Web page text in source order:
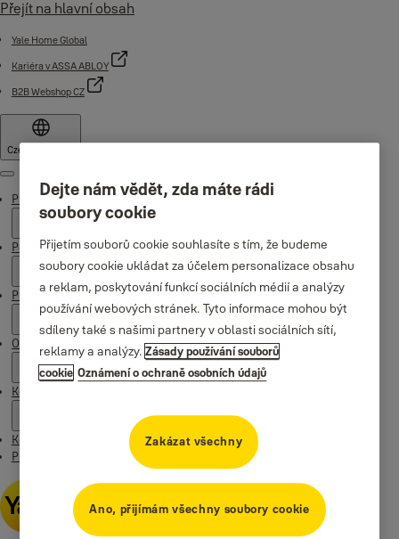
Přejít na hlavní obsah
Yale Home Global
Kariéra v ASSA ABLOY
B2B Webshop CZ
Czech Republic
Nabídka
Produkty
Podpora
Proč Yale
O nás
Kde koupit
Kontakt
Příběhy
Dejte nám vědět, zda máte rádi
soubory cookie
Přijetím souborů cookie souhlasíte s tím, že budeme
soubory cookie ukládat za účelem personalizace obsahu
a reklam, poskytování funkcí sociálních médií a analýzy
používání webových stránek. Tyto informace mohou být
sdíleny také s našimi partnery v oblasti sociálních sítí,
reklamy a analýzy.Zásady používání souborů
cookie Oznámení o ochraně osobních údajů
Zakázat všechny
Ano, přijímám všechny soubory cookie